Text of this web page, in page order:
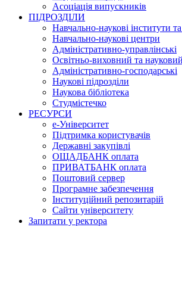
Асоціація випускників
ПІДРОЗДІЛИ
Навчально-наукові інститути
Навчально-наукові центри
Адміністративно-управлінські
Освітньо-виховний та
Адміністративно-господарські
Наукові підрозділи
Наукова бібліотека
Студмістечко
РЕСУРСИ
е-Університет
Підтримка користувачів
Державні закупівлі
ОЩАДБАНК оплата
ПРИВАТБАНК оплата
Поштовий сервер
Програмне забезпечення
Інституційний репозитарій
Сайти університету
Запитати у ректора